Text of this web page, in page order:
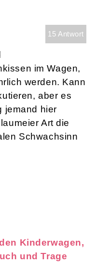
15 Antwort
im Wagen,
werden. Kann
aber es
jemand hier
Art die
Schwachsinn
Kinderwagen,
und Trage